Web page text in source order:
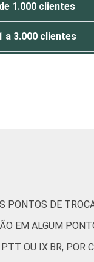
1.000 clientes
a 3.000 clientes
pessoas
informações
PONTOS DE
EM ALGUM
OU IX.BR, POR